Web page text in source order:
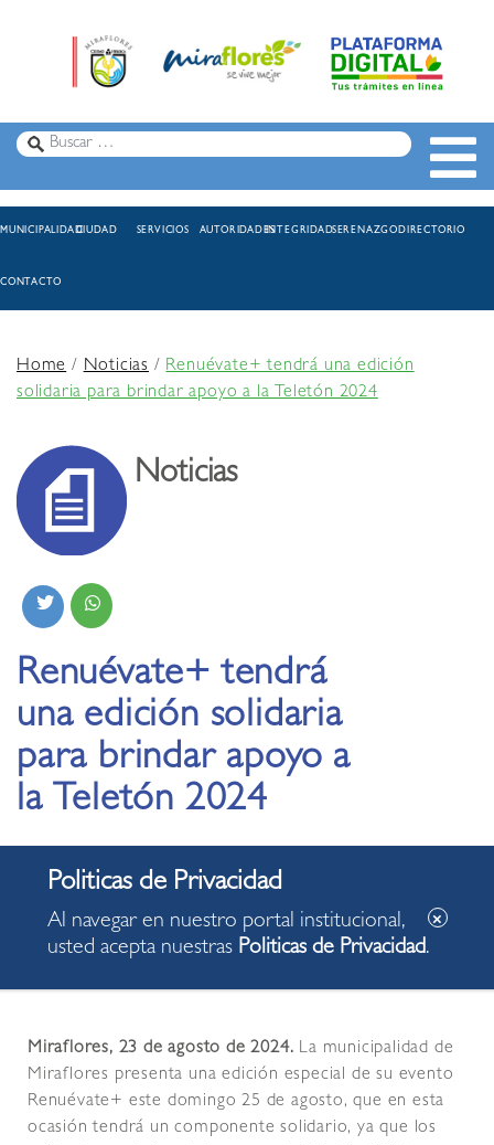
MUNICIPALIDADCIUDAD SERVICIOS AUTORIDADESINTEGRIDADSERENAZGODIRECTORIO
CONTACTO
Home/Noticias /Renuévate+ tendrá una edición
solidaria para brindar apoyo a la Teletón 2024
Noticias
Renuévate+ tendrá
una edición solidaria
para brindar apoyo a
la Teletón 2024
23.08.2024
Será una jornada de baile, juegos deportivos y
actividad física este domingo 25 de agosto, en la
Miraflores, 23 de agosto de 2024. La municipalidad de
Miraflores presenta una edición especial de su evento
Renuévate+ este domingo 25 de agosto, que en esta
ocasión tendrá un componente solidario, ya que los
Al navegar en nuestro portal institucional,
usted acepta nuestras Politicas de Privacidad.